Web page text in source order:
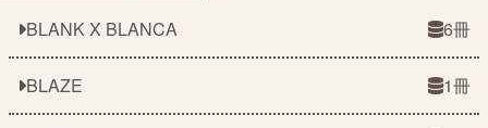
BLANK X BLANCA 6冊
BLAZE 1冊